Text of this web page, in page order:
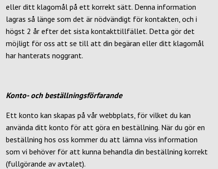
eller ditt klagomål på ett korrekt sätt. Denna information
lagras så länge som det är nödvändigt för kontakten, och i
högst 2 år efter det sista kontakttillfället. Detta gör det
möjligt för oss att se till att din begäran eller ditt klagomål
har hanterats noggrant.
Konto- och beställningsförfarande
Ett konto kan skapas på vår webbplats, för vilket du kan
använda ditt konto för att göra en beställning. När du gör en
beställning hos oss kommer du att lämna viss information
som vi behöver för att kunna behandla din beställning korrekt
(fullgörande av avtalet).